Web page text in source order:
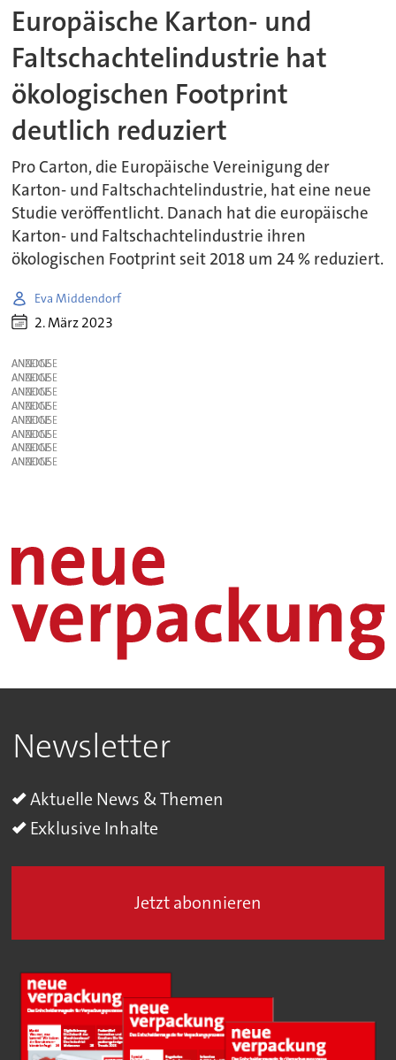
Europäische Karton- und
Faltschachtelindustrie hat
ökologischen Footprint
deutlich reduziert
Pro Carton, die Europäische Vereinigung der
Karton- und Faltschachtelindustrie, hat eine neue
Studie veröffentlicht. Danach hat die europäische
Karton- und Faltschachtelindustrie ihren
ökologischen Footprint seit 2018 um 24 % reduziert.
Eva Middendorf
2. März 2023
ANZEIGE
ANZEIGE
ANZEIGE
ANZEIGE
ANZEIGE
ANZEIGE
ANZEIGE
ANZEIGE
Newsletter
Aktuelle News & Themen
Exklusive Inhalte
Jetzt abonnieren